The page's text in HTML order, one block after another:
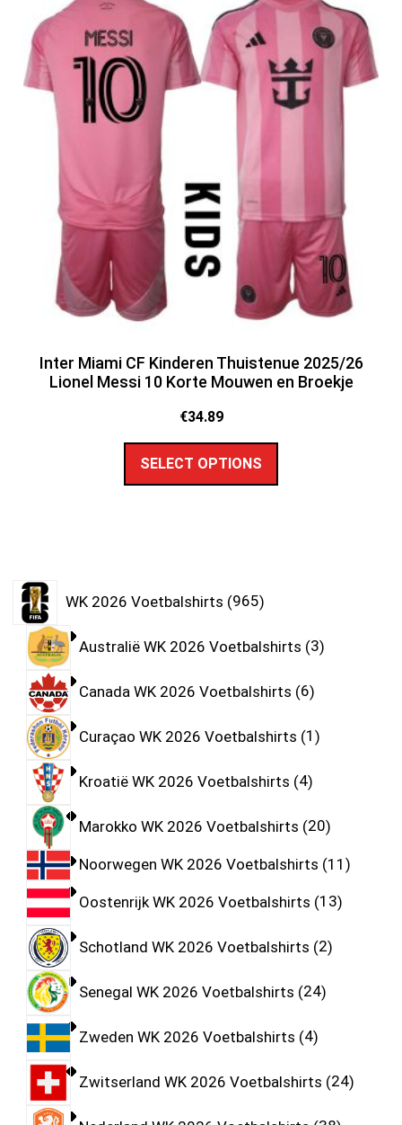
Inter Miami CF Kinderen Thuistenue 2025/26
Lionel Messi 10 Korte Mouwen en Broekje
€34.89
SELECT OPTIONS
WK 2026 Voetbalshirts 965
Australië WK 2026 Voetbalshirts 3
Canada WK 2026 Voetbalshirts 6
Curaçao WK 2026 Voetbalshirts 1
Kroatië WK 2026 Voetbalshirts 4
Marokko WK 2026 Voetbalshirts 20
Noorwegen WK 2026 Voetbalshirts 11
Oostenrijk WK 2026 Voetbalshirts 13
Schotland WK 2026 Voetbalshirts 2
Senegal WK 2026 Voetbalshirts 24
Zweden WK 2026 Voetbalshirts 4
Zwitserland WK 2026 Voetbalshirts 24